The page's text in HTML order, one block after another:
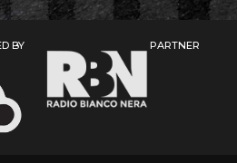
BY PARTNER